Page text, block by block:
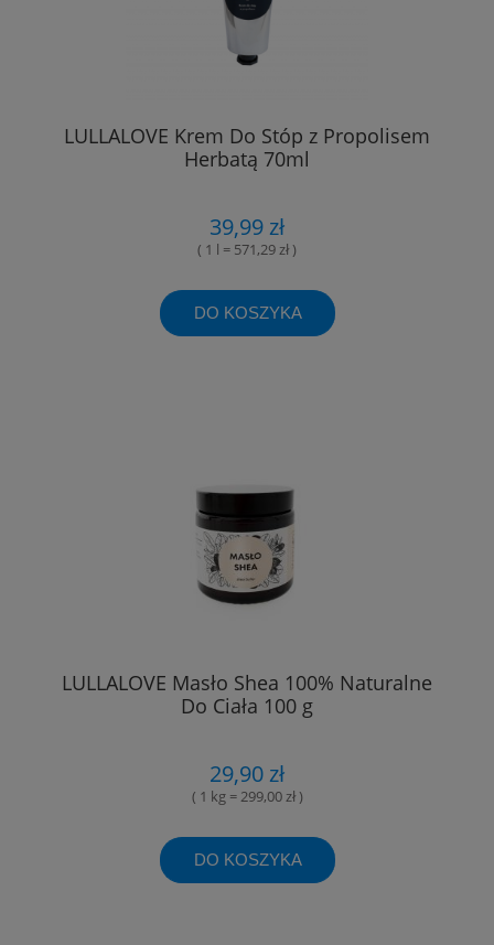
LULLALOVE Krem Do Stóp z Propolisem
Herbatą 70ml
39,99 zł
( 1 l = 571,29 zł )
DO KOSZYKA
LULLALOVE Masło Shea 100% Naturalne
Do Ciała 100 g
29,90 zł
( 1 kg = 299,00 zł )
DO KOSZYKA